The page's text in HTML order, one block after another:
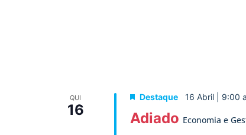
QUI
16 Adiado Economia e
Destaque 16 Abril | 9:00